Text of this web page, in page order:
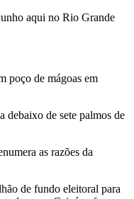
aqui no Rio Grande
poço de mágoas em
debaixo de sete palmos de
as razões da
de fundo eleitoral para